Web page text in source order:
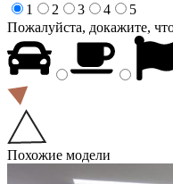
1
2 3 4
5
Пожалуйста, докажите,
Похожие модели